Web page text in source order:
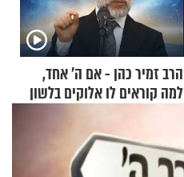
הרב זמיר כהן - אם ה’ אחד,
למה קוראים לו אלוקים בלשון